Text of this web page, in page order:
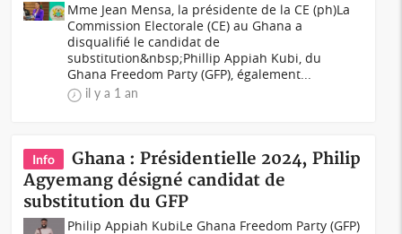
Mme Jean Mensa, la présidente de la CE (ph)La
Commission Electorale (CE) au Ghana a
disqualifié le candidat de
substitution&nbsp;Phillip Appiah Kubi, du
Ghana Freedom Party (GFP), également...
il y a 1 an
Info
Ghana : Présidentielle 2024, Philip
Agyemang désigné candidat de
substitution du GFP
Philip Appiah KubiLe Ghana Freedom Party (GFP)